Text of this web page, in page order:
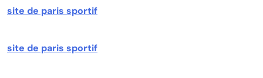
site de paris sportif
site de paris sportif